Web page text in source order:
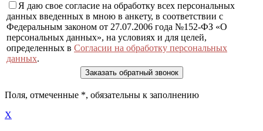
Я даю свое согласие на обработку всех персональных
данных введенных в мною в анкету, в соответствии с
Федеральным законом от 27.07.2006 года №152-ФЗ «О
персональных данных», на условиях и для целей,
определенных в Согласии на обработку персональных
данных.
Поля, отмеченные *, обязательны к заполнению
X